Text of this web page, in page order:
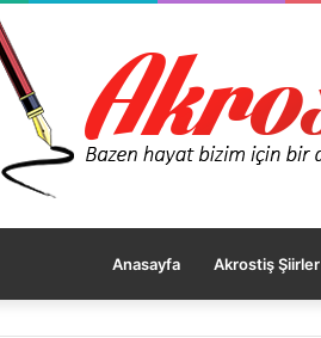
Anasayfa Akrostiş Şiirler